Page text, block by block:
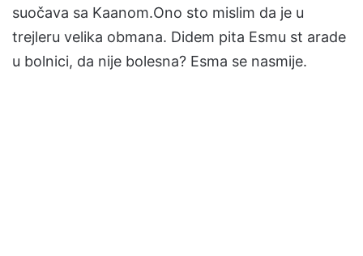
suočava sa Kaanom.Ono sto mislim da je u
trejleru velika obmana. Didem pita Esmu st arade
u bolnici, da nije bolesna? Esma se nasmije.